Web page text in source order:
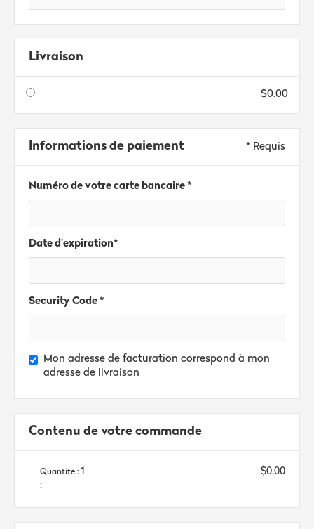
Livraison
$0.00
Informations de paiement * Requis
Numéro de votre carte bancaire *
Date d'expiration*
Security Code *
Mon adresse de facturation correspond à mon
adresse de livraison
Contenu de votre commande
Quantité : 1
:
$0.00